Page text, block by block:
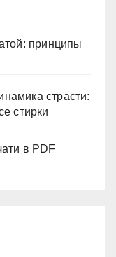
принципы
страсти:
стирки
в PDF